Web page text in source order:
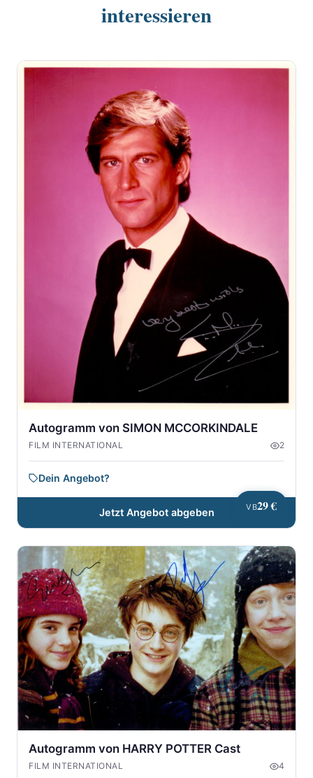
interessieren
VB29 €
Autogramm von SIMON MCCORKINDALE
FILM INTERNATIONAL 2
Dein Angebot?
Jetzt Angebot abgeben
Autogramm von HARRY POTTER Cast
FILM INTERNATIONAL 4